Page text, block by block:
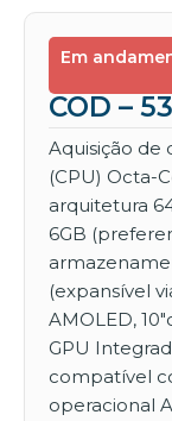
Em
COD –
Aquisição de
(CPU) Octa-
arquitetura
6GB
(expansível
AMOLED,
GPU
compatível
operacional